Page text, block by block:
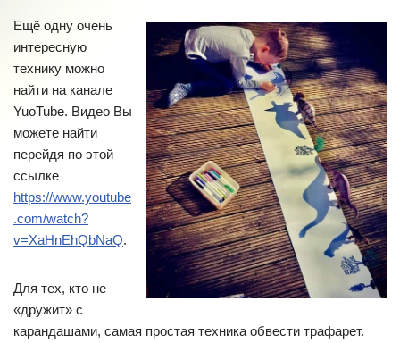
Ещё одну очень
интересную
технику можно
найти на канале
YuoTube. Видео Вы
можете найти
перейдя по этой
ссылке
https://www.youtube
.com/watch?
v=XaHnEhQbNaQ.
Для тех, кто не
«дружит» с
карандашами, самая простая техника обвести трафарет.